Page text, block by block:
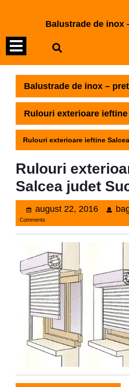
Balustrade de inox
Open
Menu
Balustrade de inox –
Rulouri exterioare ieftine
Rulouri exterioare ieftine
Rulouri
Salcea judet
august 22, 2016august
2016
Comments